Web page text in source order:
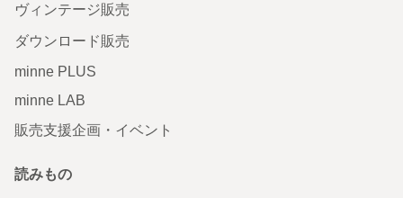
ヴィンテージ販売
ダウンロード販売
minne PLUS
minne LAB
販売支援企画・イベント
読みもの